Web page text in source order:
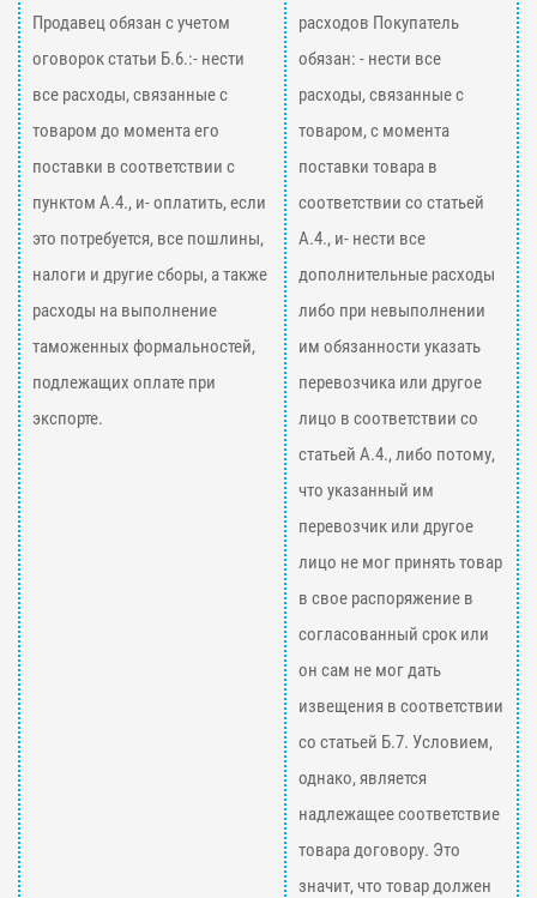
Продавец обязан с учетом
оговорок статьи Б.6.:- нести
все расходы, связанные с
товаром до момента его
поставки в соответствии с
пунктом А.4., и- оплатить, если
это потребуется, все пошлины,
налоги и другие сборы, а также
расходы на выполнение
таможенных формальностей,
подлежащих оплате при
экспорте.
расходов Покупатель
обязан: - нести все
расходы, связанные с
товаром, с момента
поставки товара в
соответствии со статьей
А.4., и- нести все
дополнительные расходы
либо при невыполнении
им обязанности указать
перевозчика или другое
лицо в соответствии со
статьей А.4., либо потому,
что указанный им
перевозчик или другое
лицо не мог принять товар
в свое распоряжение в
согласованный срок или
он сам не мог дать
извещения в соответствии
со статьей Б.7. Условием,
однако, является
надлежащее соответствие
товара договору. Это
значит, что товар должен